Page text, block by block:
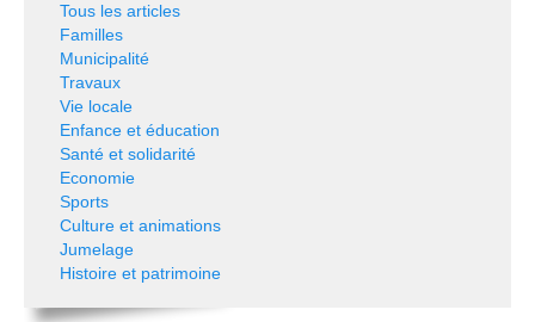
Tous les articles
Familles
Municipalité
Travaux
Vie locale
Enfance et éducation
Santé et solidarité
Economie
Sports
Culture et animations
Jumelage
Histoire et patrimoine